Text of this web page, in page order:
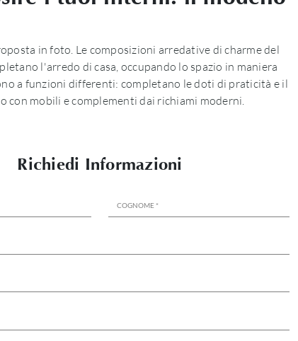
in foto. Le composizioni arredative di charme del
l'arredo di casa, occupando lo spazio in maniera
a funzioni differenti: completano le doti di praticità e il
con mobili e complementi dai richiami moderni.
Richiedi Informazioni